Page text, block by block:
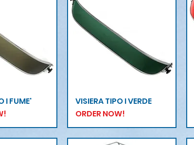
I FUME'
Vista rapida
VISIERA TIPO I VERDE
ORDER NOW!